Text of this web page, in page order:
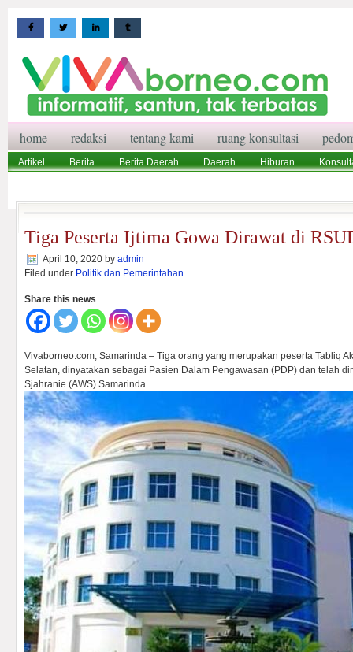
home redaksi tentang kami ruang konsultasi
Artikel Berita Berita Daerah Daerah Hiburan
Tiga Peserta Ijtima Gowa Dirawat di
April 10, 2020 by admin
Filed under Politik dan Pemerintahan
Share this news
Vivaborneo.com, Samarinda – Tiga orang yang merupakan peserta Tabliq
Selatan, dinyatakan sebagai Pasien Dalam Pengawasan (PDP) dan telah
Sjahranie (AWS) Samarinda.